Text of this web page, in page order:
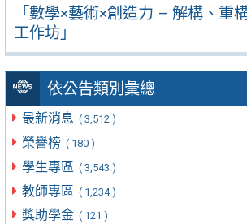
「數學×藝術×創造力 – 解構、重
工作坊」
依公告類別彙總
最新消息 ( 3,512 )
榮譽榜 ( 180 )
學生專區 ( 3,543 )
教師專區 ( 1,234 )
獎助學金 ( 121 )